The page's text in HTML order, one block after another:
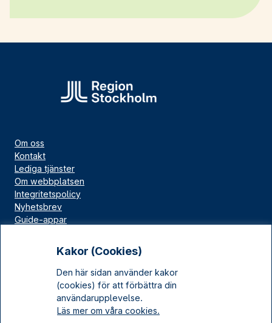
Kakor (Cookies)
Den här sidan använder kakor
(cookies) för att förbättra din
användarupplevelse.
Läs mer om våra cookies.
Om oss
Kontakt
Lediga tjänster
Om webbplatsen
Integritetspolicy
Nyhetsbrev
Guide-appar
Kulturarv Stockholm
Sociala medier